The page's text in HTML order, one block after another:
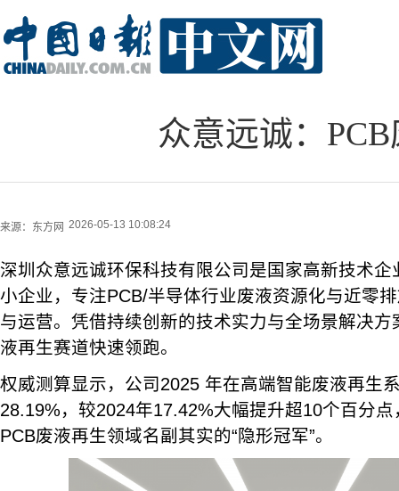
众意远诚：
来源： 东方网 2026-05-13 10:08:24
深圳众意远诚环保科技有限公司是国家高新技术
小企业，专注PCB/半导体行业废液资源化与近零
与运营。凭借持续创新的技术实力与全场景解决
液再生赛道快速领跑。
权威测算显示，公司2025 年在高端智能废液再生
28.19%，较2024年17.42%大幅提升超10个百分
PCB废液再生领域名副其实的“隐形冠军”。